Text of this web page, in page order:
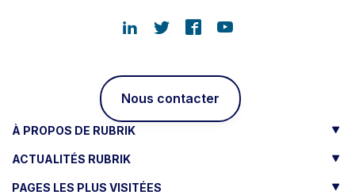
Nous contacter
À PROPOS DE RUBRIK
ACTUALITÉS RUBRIK
PAGES LES PLUS VISITÉES